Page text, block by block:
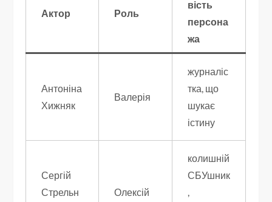
Актор Роль
вість
персона
жа
Антоніна
Хижняк
Валерія
журналіс
тка, що
шукає
істину
Сергій
Стрельн
Олексій
колишній
СБУшник